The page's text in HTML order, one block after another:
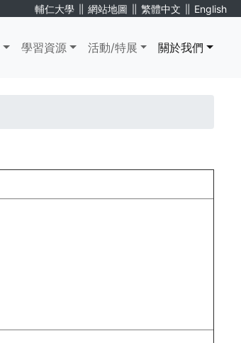
輔仁大學 ∥ 網站地圖 ∥ 繁體中文 ∥ English
學習資源 活動/特展 關於我們